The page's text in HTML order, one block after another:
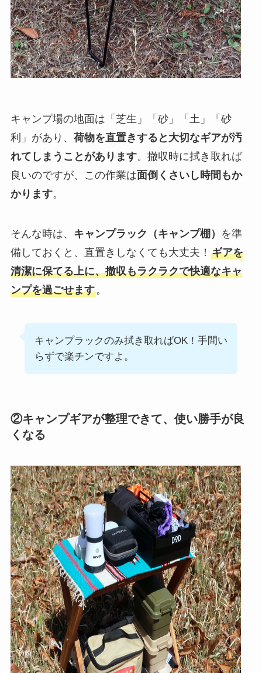
キャンプ場の地面は「芝生」「砂」「土」「砂
利」があり、 荷物を直置きすると大切なギアが汚
れてしまうことがあります。撤収時に拭き取れば
良いのですが、この作業は面倒くさいし時間もか
かります。
そんな時は、 キャンプラック（キャンプ棚）
を準
備しておくと、直置きしなくても大丈夫！ ギアを
清潔に保てる上に、撤収もラクラクで快適なキャ
ンプを過ごせます。
キャンプラックのみ拭き取ればOK！手間い
らずで楽チンですよ。
②キャンプギアが整理できて、使い勝手が良
くなる